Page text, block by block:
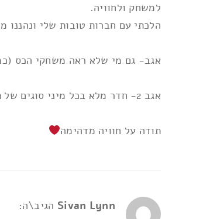
למשחק ולחוויה.
הלכתי עם חברות טובות שלי ונהננו
אגב- גם מי שלא ראה משחקי הכס
אגב 2- חדר מלא בכל מיני סוגים של פירוטכניקה אז מומלץ להגיע עם נעלים נוחות
תודה על חוויה מדהימה
Sivan Lynn הגיב\ה: